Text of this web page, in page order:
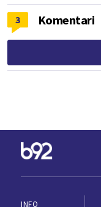
3 Komentari
INFO